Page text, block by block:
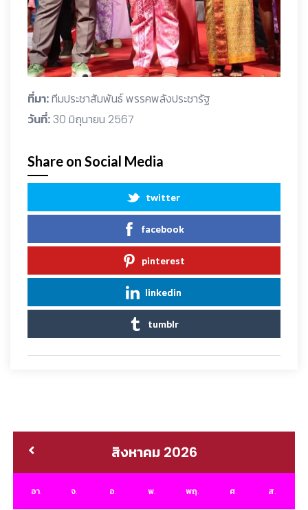
ที่มา:ทีมประชาสัมพันธ์ พรรคพลังประชารัฐ
วันที่:30 มิถุนายน 2567
Share on Social Media
twitter
facebook
pinterest
linkedin
tumblr
สิงหาคม 2026
อา. จ. อ. พ. พฤ. ศ. ส.